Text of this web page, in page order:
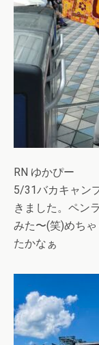
RN ゆかぴー
5/31バカキャン
きました。ペン
みた〜(笑)めち
たかなぁ